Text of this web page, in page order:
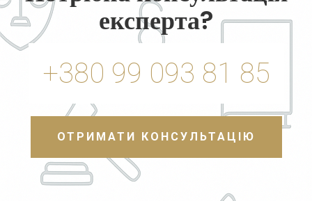
експерта?
+380 99 093 81 85
ОТРИМАТИ КОНСУЛЬТАЦІЮ